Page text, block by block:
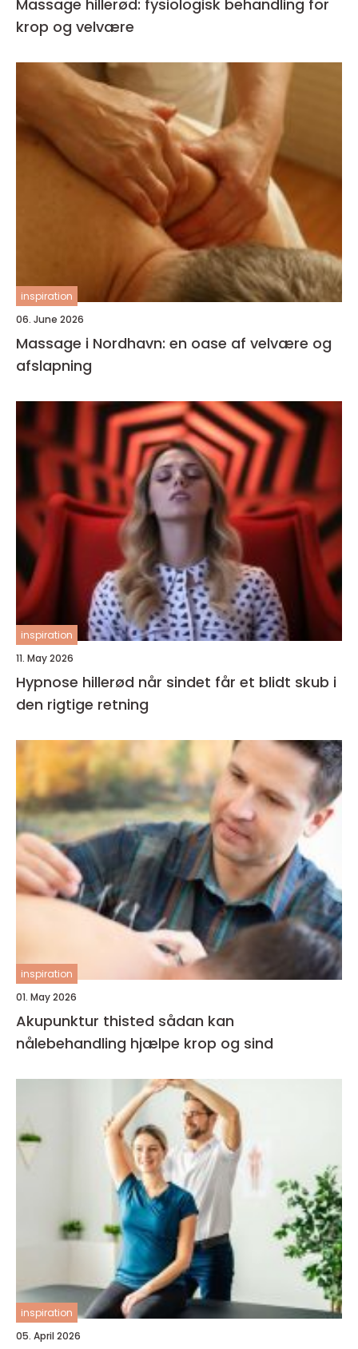
Massage hillerød: fysiologisk behandling for
krop og velvære
inspiration
06. June 2026
Massage i Nordhavn: en oase af velvære og
afslapning
inspiration
11. May 2026
Hypnose hillerød når sindet får et blidt skub i
den rigtige retning
inspiration
01. May 2026
Akupunktur thisted sådan kan
nålebehandling hjælpe krop og sind
inspiration
05. April 2026